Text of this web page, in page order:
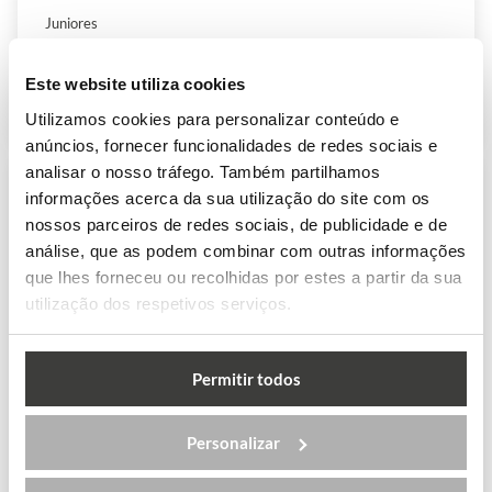
Este website utiliza cookies
Utilizamos cookies para personalizar conteúdo e
anúncios, fornecer funcionalidades de redes sociais e
analisar o nosso tráfego. Também partilhamos
informações acerca da sua utilização do site com os
nossos parceiros de redes sociais, de publicidade e de
análise, que as podem combinar com outras informações
que lhes forneceu ou recolhidas por estes a partir da sua
utilização dos respetivos serviços.
Permitir todos
Personalizar
Juniores